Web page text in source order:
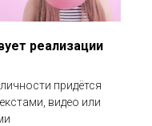
реализации
придётся
видео или